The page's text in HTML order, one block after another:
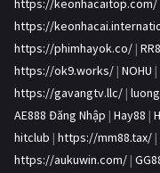
https://keonhacaitop.com/
https://
https://phimhayok.co/ |
https://ok9.works/ | NOHU |
https://gavangtv.llc/ |
AE888 Đăng Nhập | Hay88 |
hitclub | https://mm88.tax/ |
https://aukuwin.com/ |